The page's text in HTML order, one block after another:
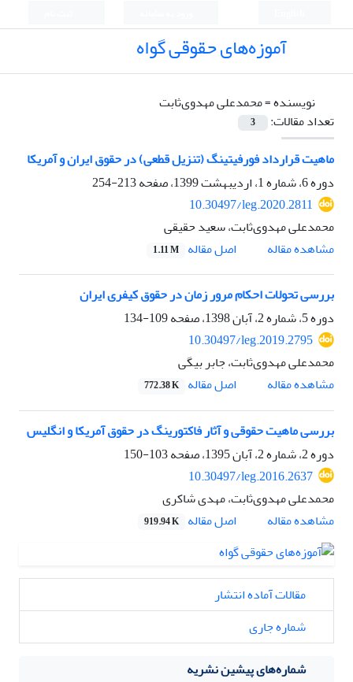
آموزه‌های حقوقی گواه
نویسنده =محمدعلی مهدوی‌ثابت
تعداد مقالات:
3
ماهیت قرارداد فورفیتینگ (تنزیل قطعی) در حقوق ایران و آمریکا
دوره 6، شماره 1، اردیبهشت 1399، صفحه
213-254
10.30497/leg.2020.2811
محمدعلی مهدوی‌ثابت، سعید حقیقی
مشاهده مقاله
اصل مقاله 1.11 M
بررسی تحولات احکام مرور زمان در حقوق کیفری ایران
دوره 5، شماره 2، آبان 1398، صفحه
109-134
10.30497/leg.2019.2795
محمدعلی مهدوی‌ثابت، جابر بیگی
مشاهده مقاله
اصل مقاله 772.38 K
بررسی ماهیت حقوقی و آثار فاکتورینگ در حقوق آمریکا و انگلیس
دوره 2، شماره 2، آبان 1395، صفحه
103-150
10.30497/leg.2016.2637
محمدعلی مهدوی‌ثابت، مهدی شاکری
مشاهده مقاله
اصل مقاله 919.94 K
مقالات آماده انتشار
شماره جاری
شماره‌های پیشین نشریه